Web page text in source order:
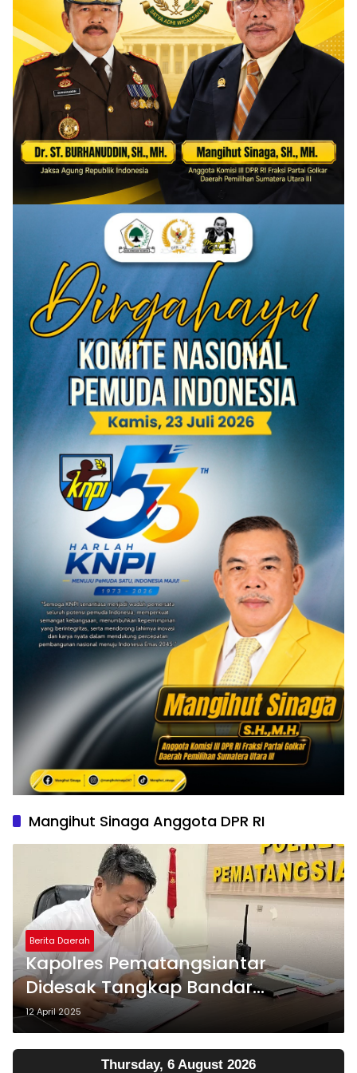
Mangihut Sinaga Anggota DPR RI
Berita Daerah
Kapolres Pematangsiantar
Didesak Tangkap Bandar
Narkoba UH dan RS
12 April 2025
Thursday, 6 August 2026